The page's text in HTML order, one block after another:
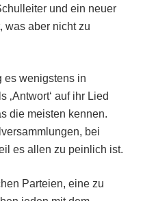
und ein neuer
was aber nicht zu
es wenigstens in
auf ihr Lied
die meisten kennen.
bei
es allen zu peinlich ist.
Parteien, eine zu